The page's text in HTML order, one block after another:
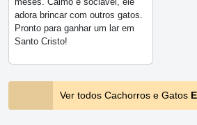
adora brincar com outros gatos.
Pronto para ganhar um lar em
Santo Cristo!
Ver todos Cachorros e Gatos